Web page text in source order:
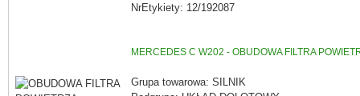
NrEtykiety: 12/192087
MERCEDES C W202 - OBUDOWA FILTRA
Grupa towarowa: SILNIK